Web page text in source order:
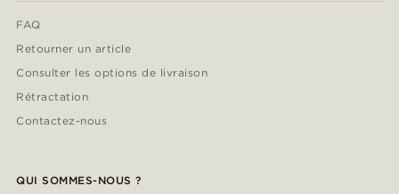
FAQ
Retourner un article
Consulter les options de livraison
Rétractation
Contactez-nous
QUI SOMMES-NOUS ?